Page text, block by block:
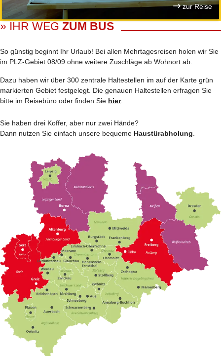
zur Reise
» IHR WEG ZUM BUS
So günstig beginnt Ihr Urlaub! Bei allen Mehrtages­reisen holen wir Sie
im PLZ-Gebiet 08/09 ohne weitere Zuschläge ab Wohnort ab.
Dazu haben wir über 300 zentrale Haltestellen im auf der Karte grün
markierten Gebiet festgelegt. Die genauen Haltestellen erfragen Sie
bitte im Reisebüro oder finden Sie hier.
Sie haben drei Koffer, aber nur zwei Hände?
Dann nutzen Sie einfach unsere bequeme Haustürabholung